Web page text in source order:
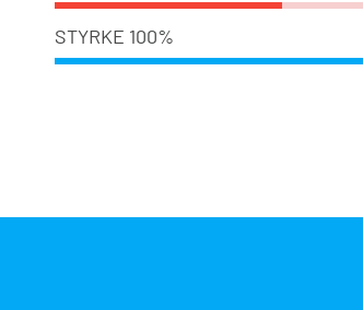
STYRKE 100%